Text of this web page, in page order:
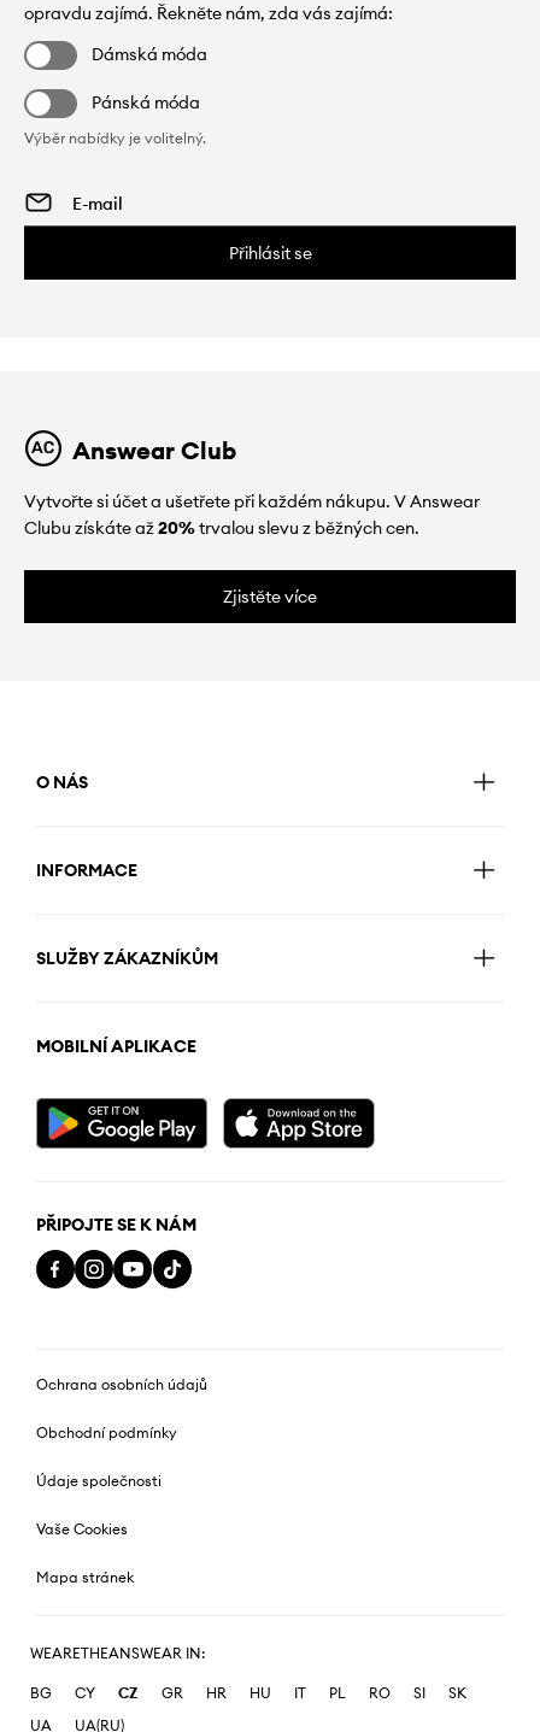
opravdu zajímá. Řekněte nám, zda vás zajímá:
Dámská móda
Pánská móda
Výběr nabídky je volitelný.
Přihlásit se
Answear Club
Vytvořte si účet a ušetřete při každém nákupu. V Answear
Clubu získáte až20%trvalou slevu z běžných cen.
Zjistěte více
O NÁS
INFORMACE
SLUŽBY ZÁKAZNÍKŮM
MOBILNÍ APLIKACE
PŘIPOJTE SE K NÁM
Ochrana osobních údajů
Obchodní podmínky
Údaje společnosti
Vaše Cookies
Mapa stránek
WEARETHEANSWEAR IN:
BG CY CZ GR HR HU IT PL RO SI
SK
UA
UA(RU)